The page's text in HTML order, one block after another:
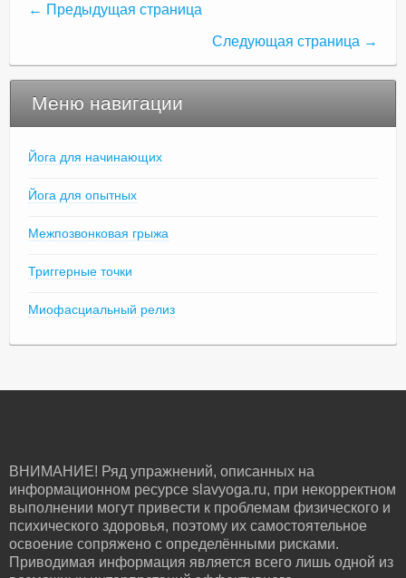
← Предыдущая страница
Следующая страница →
Меню навигации
Йога для начинающих
Йога для опытных
Межпозвонковая грыжа
Триггерные точки
Миофасциальный релиз
ВНИМАНИЕ! Ряд упражнений, описанных на
информационном ресурсе slavyoga.ru, при некорректном
выполнении могут привести к проблемам физического и
психического здоровья, поэтому их самостоятельное
освоение сопряжено с определёнными рисками.
Приводимая информация является всего лишь одной из